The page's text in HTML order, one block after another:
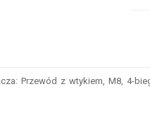
Przewód z wtykiem, M8, 4-